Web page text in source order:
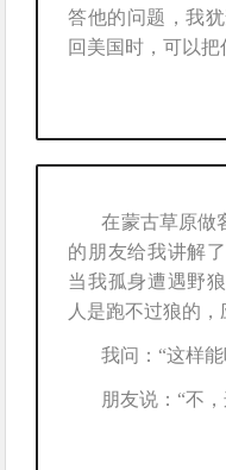
答他的问题，我
回美国时，可以
在蒙古草原做
的朋友给我讲解
当我孤身遭遇野
人是跑不过狼的，
我问：“这样
朋友说：“不